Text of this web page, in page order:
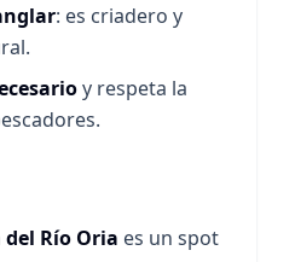
: es criadero y
y respeta la
Río Oria es un spot